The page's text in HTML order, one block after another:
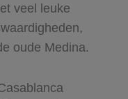
veel leuke
oude Medina.